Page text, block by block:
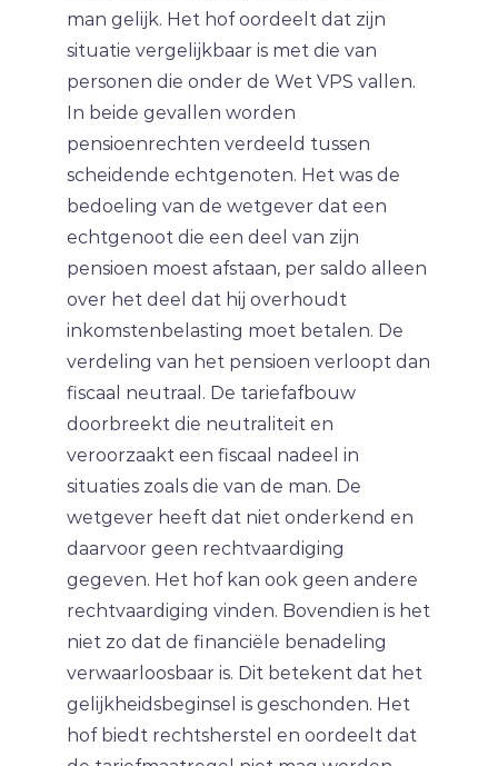
man gelijk. Het hof oordeelt dat zijn
situatie vergelijkbaar is met die van
personen die onder de Wet VPS vallen.
In beide gevallen worden
pensioenrechten verdeeld tussen
scheidende echtgenoten. Het was de
bedoeling van de wetgever dat een
echtgenoot die een deel van zijn
pensioen moest afstaan, per saldo alleen
over het deel dat hij overhoudt
inkomstenbelasting moet betalen. De
verdeling van het pensioen verloopt dan
fiscaal neutraal. De tariefafbouw
doorbreekt die neutraliteit en
veroorzaakt een fiscaal nadeel in
situaties zoals die van de man. De
wetgever heeft dat niet onderkend en
daarvoor geen rechtvaardiging
gegeven. Het hof kan ook geen andere
rechtvaardiging vinden. Bovendien is het
niet zo dat de financiële benadeling
verwaarloosbaar is. Dit betekent dat het
gelijkheidsbeginsel is geschonden. Het
hof biedt rechtsherstel en oordeelt dat